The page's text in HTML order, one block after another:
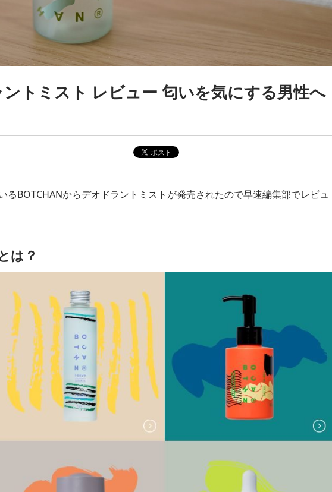
トミスト レビュー 匂いを気にする男性へ
るBOTCHANからデオドラントミストが発売されたので早速編集部でレビュ
は？